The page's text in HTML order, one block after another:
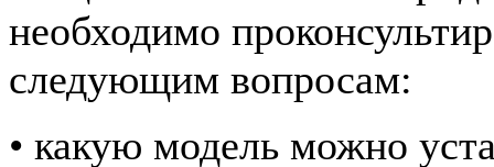
необходимо
следующим вопросам:
• какую модель можно